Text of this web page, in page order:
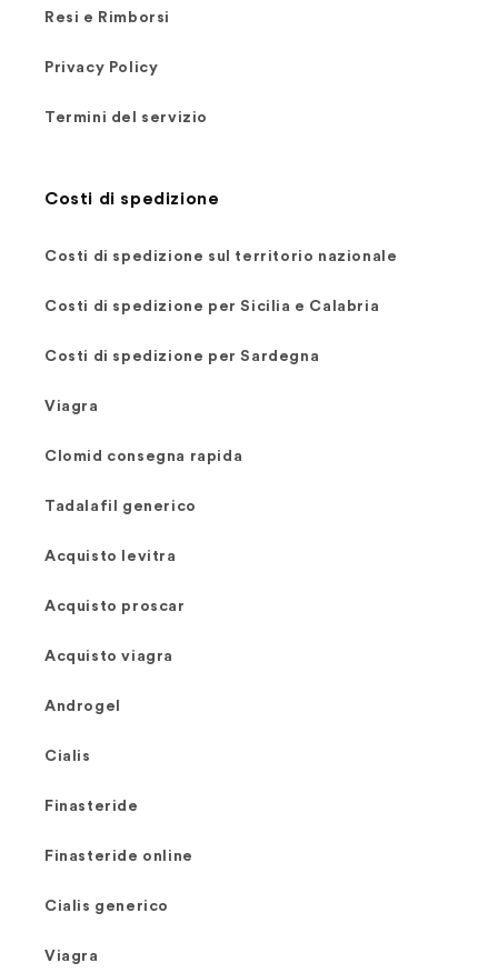
Resi e Rimborsi
Privacy Policy
Termini del servizio
Costi di spedizione
Costi di spedizione sul territorio nazionale
Costi di spedizione per Sicilia e Calabria
Costi di spedizione per Sardegna
Viagra
Clomid consegna rapida
Tadalafil generico
Acquisto levitra
Acquisto proscar
Acquisto viagra
Androgel
Cialis
Finasteride
Finasteride online
Cialis generico
Viagra